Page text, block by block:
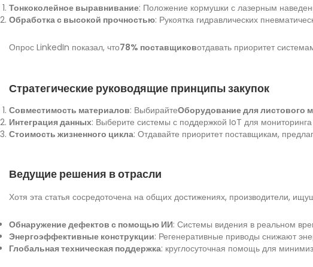
Тонкоколейное выравнивание: Положение кормушки с лазерным
Обработка с высокой прочностью: Рукоятка гидравлических
Опрос LinkedIn показал, что78% поставщиковотдавать приоритет
Стратегические руководящие принципы закупок
Совместимость материалов: ВыбирайтеОборудование для листового
Интеграция данных: Выберите системы с поддержкой IoT для
Стоимость жизненного цикла: Отдавайте приоритет поставщикам,
Ведущие решения в отрасли
Хотя эта статья сосредоточена на общих достижениях, производители,
Обнаружение дефектов с помощью ИИ: Системы видения в реальном
Энергоэффективные конструкции: Регенеративные приводы снижают
Глобальная техническая поддержка: круглосуточная помощь для